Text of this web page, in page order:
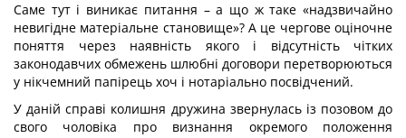
Саме тут і виникає питання – а що ж таке «надзвичайно
невигідне матеріальне становище»? А це чергове оціночне
поняття через наявність якого і відсутність чітких
законодавчих обмежень шлюбні договори перетворюються
у нікчемний папірець хоч і нотаріально посвідчений.
У даній справі колишня дружина звернулась із позовом до
свого чоловіка про визнання окремого положення